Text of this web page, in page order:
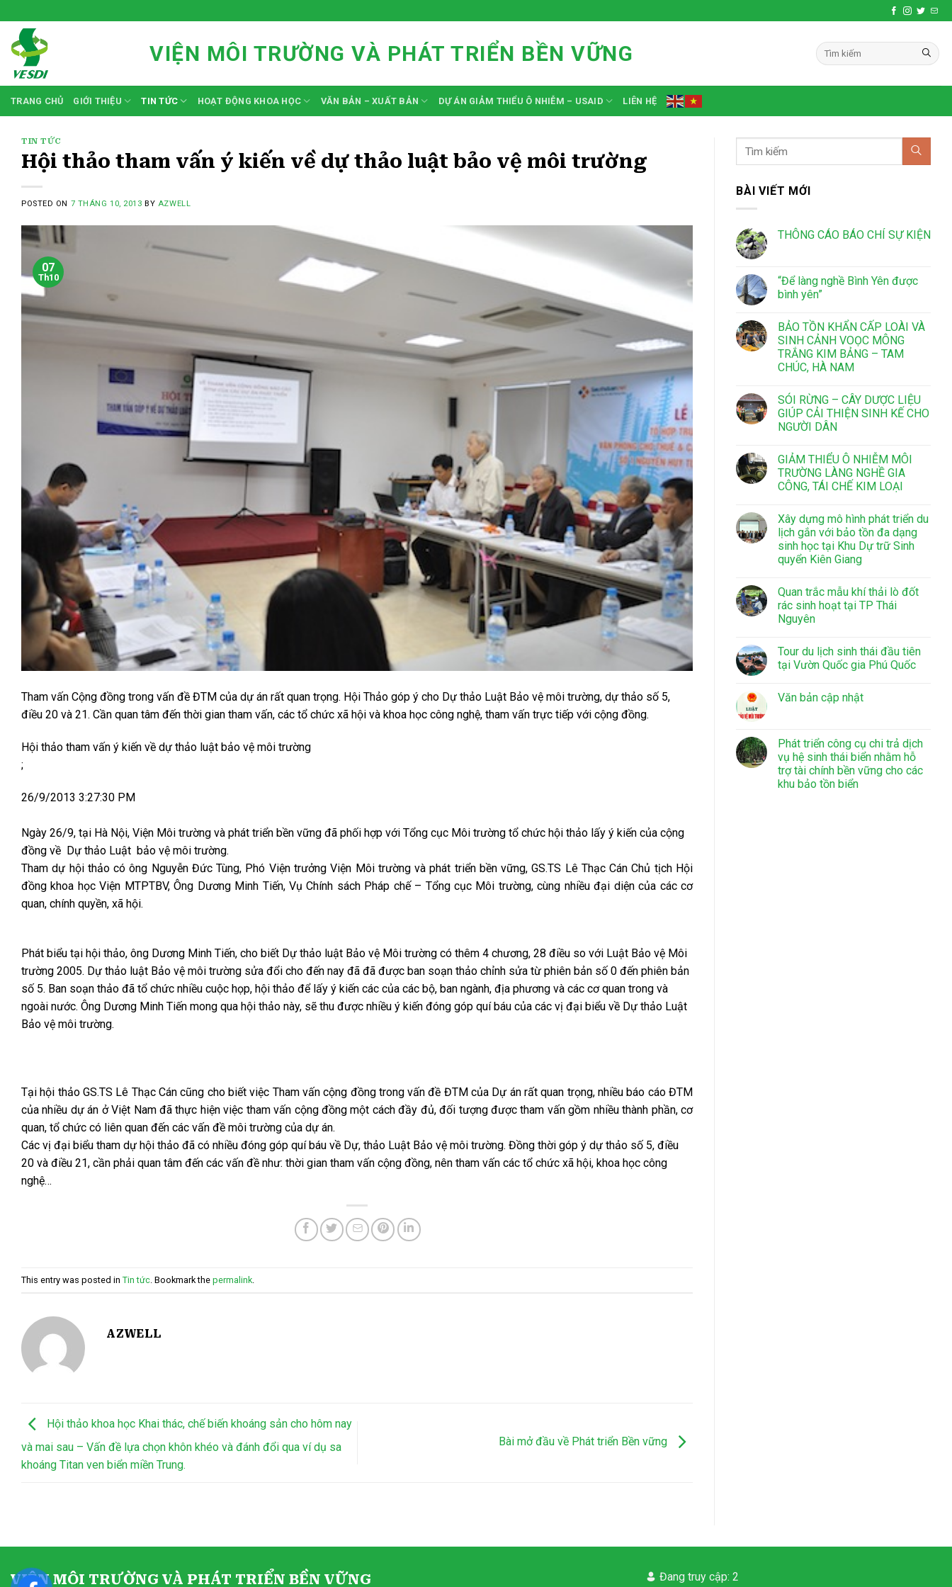
content
VIỆN MÔI TRƯỜNG VÀ PHÁT TRIỂN BỀN VỮNG
TRANG CHỦ GIỚI THIỆU TIN TỨC HOẠT ĐỘNG KHOA HỌC VĂN BẢN – XUẤT BẢN DỰ ÁN GIẢM THIỂU Ô NHIỄM – USAID LIÊN HỆ
TIN TỨC
Hội thảo tham vấn ý kiến về dự thảo luật bảo vệ môi trường
POSTED ON 7 THÁNG 10, 2013 BY AZWELL
07
Th10
Tham vấn Cộng đồng trong vấn đề ĐTM của dự án rất quan trọng. Hội Thảo góp ý cho Dự thảo Luật Bảo vệ môi trường, dự thảo số 5,
điều 20 và 21. Cần quan tâm đến thời gian tham vấn, các tổ chức xã hội và khoa học công nghệ, tham vấn trực tiếp với cộng đồng.
Hội thảo tham vấn ý kiến về dự thảo luật bảo vệ môi trường
;
26/9/2013 3:27:30 PM
Ngày 26/9, tại Hà Nội, Viện Môi trường và phát triển bền vững đã phối hợp với Tổng cục Môi trường tổ chức hội thảo lấy ý kiến của cộng
đồng về Dự thảo Luật bảo vệ môi trường.
Tham dự hội thảo cóông Nguyễn Đức Tùng, Phó Viện trưởng Viện Môi trường và phát triển bền vững, GS.TS Lê Thạc Cán Chủ tịch Hội
đồng khoa học Viện MTPTBV, Ông Dương Minh Tiến, Vụ Chính sách Pháp chế – Tổng cục Môi trường, cùng nhiều đại diện của các cơ
quan, chính quyền, xã hội.
Phát biểu tại hội thảo, ông Dương Minh Tiến, cho biết Dự thảo luật Bảo vệ Môi trường có thêm 4 chương, 28 điều so với Luật Bảo vệ Môi
trường 2005. Dự thảo luật Bảo vệ môi trường sửa đổi cho đến nay đã đã được ban soạn thảo chỉnh sửa từ phiên bản số 0 đến phiên bản
số 5. Ban soạn thảo đã tổ chức nhiều cuộc họp, hội thảo để lấy ý kiến các của các bộ, ban ngành, địa phương và các cơ quan trong và
ngoài nước. Ông Dương Minh Tiến mong qua hội thảo này, sẽ thu được nhiều ý kiến đóng góp quí báu của các vị đại biểu về Dự thảo Luật
Bảo vệ môi trường.
Tại hội thảo GS.TS Lê Thạc Cán cũng cho biết việc Tham vấn cộng đồng trong vấn đề ĐTM của Dự án rất quan trọng, nhiều báo cáo ĐTM
của nhiều dự án ở Việt Nam đã thực hiện việc tham vấn cộng đồng một cáchđầy đủ, đối tượng được tham vấn gồm nhiều thành phần, cơ
quan, tổ chức có liên quan đến các vấn đề môi trường của dự án.
Các vị đại biểu tham dự hội thảo đã có nhiều đóng góp quí báu về Dự, thảo Luật Bảo vệ môi trường. Đồng thời góp ý dự thảo số 5, điều
20 và điều 21, cần phải quan tâm đến các vấn đề như: thời gian tham vấn cộng đồng, nên tham vấn các tổ chức xã hội, khoa học công
nghệ…
This entry was posted in Tin tức . Bookmark the permalink
AZWELL
Hội thảo khoa học Khai thác, chế biến khoáng sản cho hôm nay
và mai sau – Vấn đề lựa chọn khôn khéo và đánh đổi qua ví dụ sa
khoáng Titan ven biển miền Trung.
Bài mở đầu về Phát triển Bền vững
BÀI VIẾT MỚI
THÔNG CÁO BÁO CHÍ SỰ KIỆN
“Để làng nghề Bình Yên được
bình yên”
BẢO TỒN KHẨN CẤP LOÀI VÀ
SINH CẢNH VOỌC MÔNG
TRẮNG KIM BẢNG – TAM
CHÚC, HÀ NAM
SÓI RỪNG – CÂY DƯỢC LIỆU
GIÚP CẢI THIỆN SINH KẾ CHO
NGƯỜI DÂN
GIẢM THIỂU Ô NHIỄM MÔI
TRƯỜNG LÀNG NGHỀ GIA
CÔNG, TÁI CHẾ KIM LOẠI
Xây dựng mô hình phát triển du
lịch gắn với bảo tồn đa dạng
sinh học tại Khu Dự trữ Sinh
quyển Kiên Giang
Quan trắc mẫu khí thải lò đốt
rác sinh hoạt tại TP Thái
Nguyên
Tour du lịch sinh thái đầu tiên
tại Vườn Quốc gia Phú Quốc
Văn bản cập nhật
Phát triển công cụ chi trả dịch
vụ hệ sinh thái biển nhằm hỗ
trợ tài chính bền vững cho các
khu bảo tồn biển
VIỆN MÔI TRƯỜNG VÀ PHÁT TRIỂN BỀN VỮNG Đang truy cập: 2